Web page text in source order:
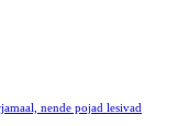
nende pojad lesivad